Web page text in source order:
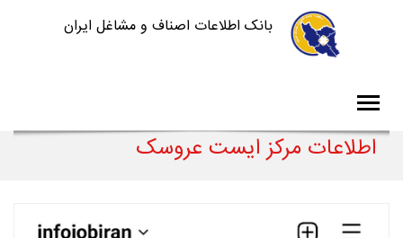
بانک اطلاعات اصناف و مشاغل ایران
اطلاعات مرکز ایست عروسک